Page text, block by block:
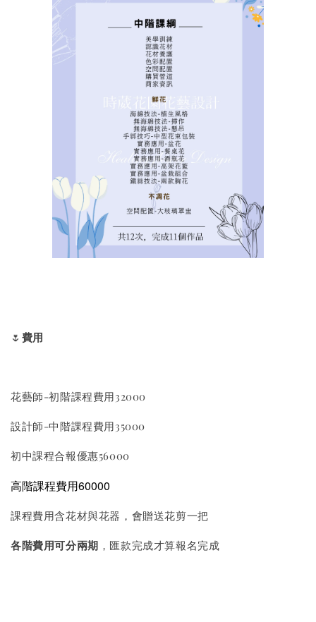
🌷 費用
花藝師-初階課程費用32000
設計師-中階課程費用35000
初中課程合報優惠56000
高階課程費用60000
課程費用含花材與花器，會贈送花剪一把
各階費用可分兩期 ，匯款完成才算報名完成